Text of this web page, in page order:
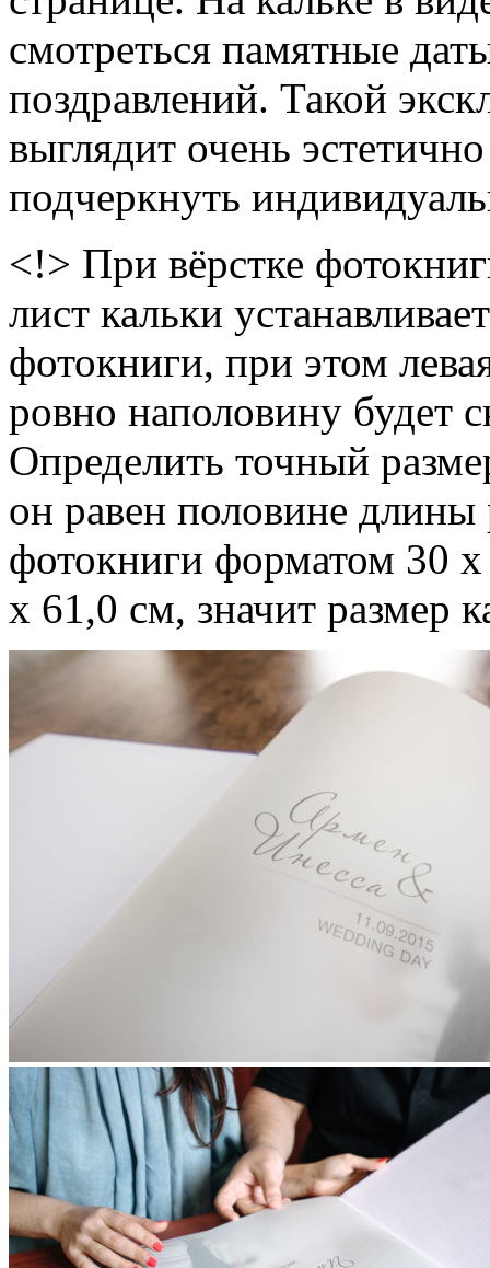
смотреться памятные
поздравлений. Такой
выглядит очень
подчеркнуть
<!> При вёрстке
лист кальки
фотокниги, при этом
ровно наполовину будет
Определить точный
он равен половине
фотокниги форматом 30 х
х 61,0 см, значит размер